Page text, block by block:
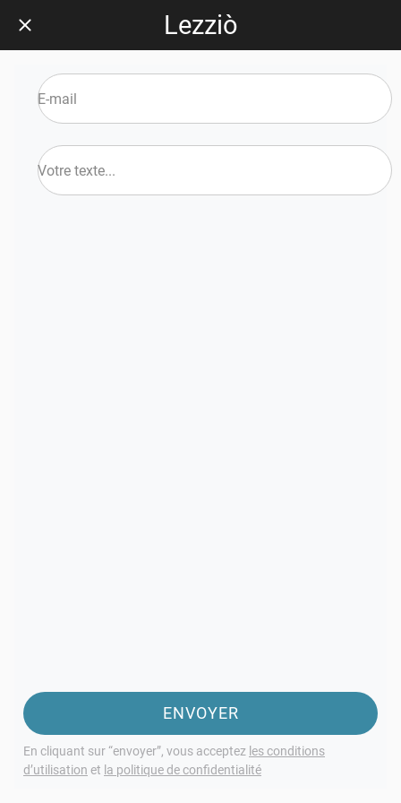
Lezziò
ENVOYER
En cliquant sur “envoyer”, vous acceptez les conditions
d’utilisation et la politique de confidentialité